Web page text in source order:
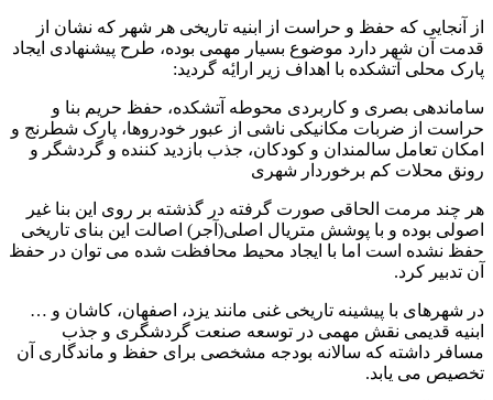
از آنجایی که حفظ و حراست از ابنیه تاریخی هر شهر که نشان از
قدمت آن شهر دارد موضوع بسیار مهمی بوده، طرح پیشنهادی ایجاد
پارک محلی آتشکده با اهداف زیر ارایٔه گردید:
ساماندهی بصری و کاربردی محوطه آتشکده، حفظ حریم بنا و
حراست از ضربات مکانیکی ناشی از عبور خودروها، پارک شطرنج و
امکان تعامل سالمندان و کودکان، جذب بازدید کننده و گردشگر و
رونق محلات کم برخوردار شهری
هر چند مرمت الحاقی صورت گرفته در گذشته بر روی این بنا غیر
اصولی بوده و با پوشش متریال اصلی(آجر) اصالت این بنای تاریخی
حفظ نشده است اما با ایجاد محیط محافظت شده می توان در حفظ
آن تدبیر کرد.
در شهرهای با پیشینه تاریخی غنی مانند یزد، اصفهان، کاشان و …
ابنیه قدیمی نقش مهمی در توسعه صنعت گردشگری و جذب
مسافر داشته که سالانه بودجه مشخصی برای حفظ و ماندگاری آن
تخصیص می یابد.